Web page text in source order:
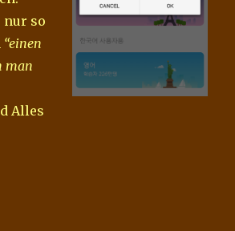
nur so
“einen
man
Alles